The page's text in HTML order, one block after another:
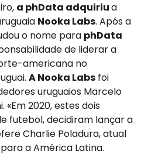
a phData adquiriua
Nooka Labs. Após a
o nome para phData
de liderar a
americana no
A Nooka Labs foi
uruguaios Marcelo
«Em 2020, estes dois
futebol, decidiram lançar a
Charlie Poladura, atual
a América Latina.